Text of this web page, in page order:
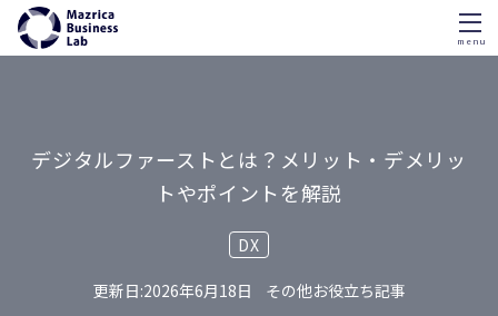
menu
デジタルファーストとは？メリット・デメリッ
トやポイントを解説
DX
2026年6月18日 その他お役立ち記事